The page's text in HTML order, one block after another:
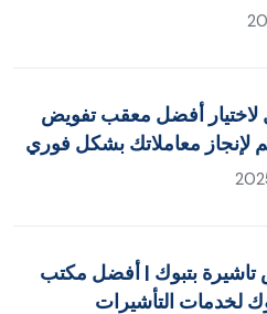
لاختيار أفضل معقب تفويض
لإنجاز معاملاتك بشكل فوري
بتبوك | أفضل مكتب
لخدمات التأشيرات